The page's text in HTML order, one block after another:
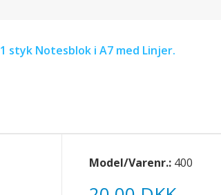
1 styk Notesblok i A7 med Linjer.
Model/Varenr.: 400